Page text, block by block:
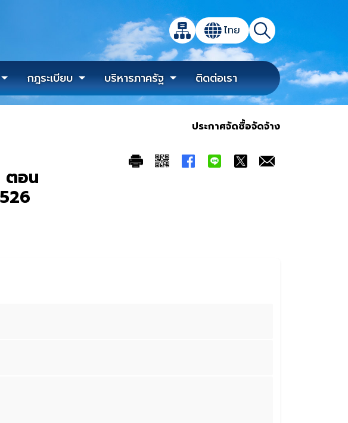
แผนผังเว็บไซต์
เปลี่ยนภาษา
ไทย ค้นหา
เปิดกล่องค้นหาข้อมูลหลักของเว็บไซต์
กฎระเบียบ บริหารภาครัฐ ติดต่อเรา
ประกาศจัดซื้อจัดจ้าง
ตอน